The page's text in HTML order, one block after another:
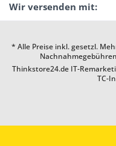
Wir versenden mit:
* Alle Preise inkl. gesetzl.
Thinkstore24.de IT-
TC-